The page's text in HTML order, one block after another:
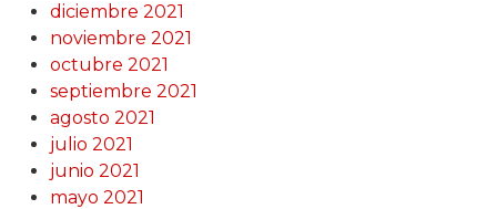
diciembre 2021
noviembre 2021
octubre 2021
septiembre 2021
agosto 2021
julio 2021
junio 2021
mayo 2021